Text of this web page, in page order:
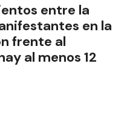
entre la
en la
frente al
al menos 12